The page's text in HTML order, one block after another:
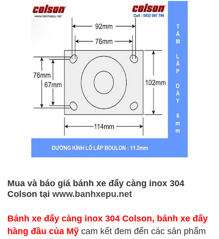
Mua và báo giá bánh xe đẩy càng inox 304
Colson tại www.banhxepu.net
Bánh xe đẩy càng inox 304 Colson, bánh xe đẩy
hàng đầu của Mỹ cam kết đem đến các sản phẩm